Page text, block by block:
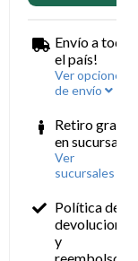
Envío a todo
el país!
Ver opciones
de envío
Retiro gratis
en sucursales
Ver
sucursales
Política de
devoluciones
y